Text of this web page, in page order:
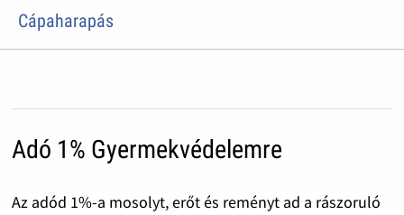
Cápaharapás
Adó 1% Gyermekvédelemre
Az adód 1%-a mosolyt, erőt és reményt ad a rászoruló